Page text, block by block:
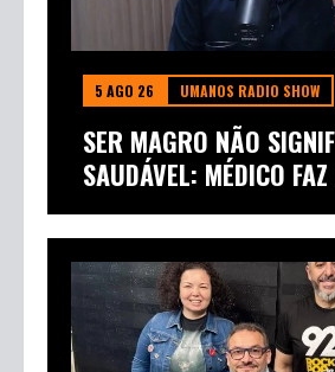
5 AGO 26 UMANOS RADIO SHOW
SER MAGRO NÃO
SAUDÁVEL: MÉDICO